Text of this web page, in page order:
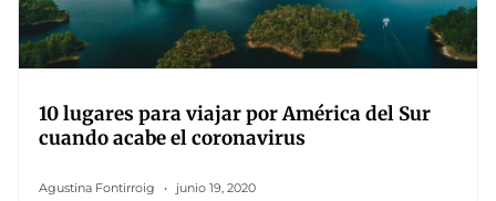
10 lugares para viajar por América del Sur
cuando acabe el coronavirus
Agustina Fontirroig junio 19, 2020